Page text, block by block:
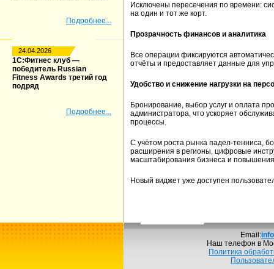
Подробнее...
24.04.2026
1С:Фитнес клуб —
победитель Russian
Fitness Awards третий год
подряд
Подробнее...
Исключены пересечения по времени:
на один и тот же корт.
Прозрачность финансов и аналитика
Все операции фиксируются
отчёты и предоставляет данные для
Удобство и снижение нагрузки на
Бронирование, выбор услуг и оплата
администратора, что ускоряет
процессы.
С учётом роста рынка падел-тенниса,
расширения в регионы, цифровые
масштабирования бизнеса и
Новый виджет уже доступен
Email:
Наш телефон в
Политика